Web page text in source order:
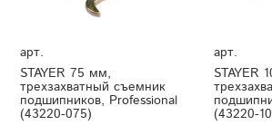
арт.
STAYER 75 мм,
трехзахватный съемник
подшипников, Professional
(43220-075)
арт.
STAYER
(43220-